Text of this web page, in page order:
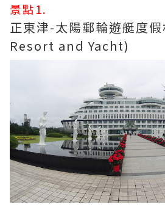
景點1.
正東津-太陽郵輪遊艇度
Resort and Yacht)